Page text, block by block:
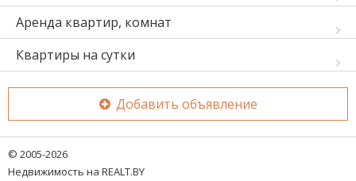
Аренда квартир, комнат
Квартиры на сутки
Добавить объявление
© 2005-2026
Недвижимость на REALT.BY